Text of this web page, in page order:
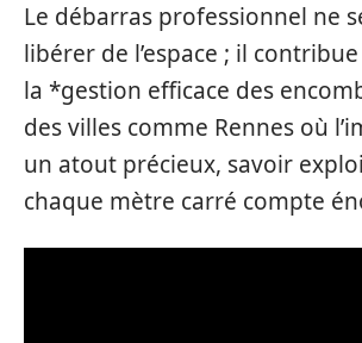
Le débarras professionnel ne
libérer de l’espace ; il
la *gestion efficace des
des villes comme Rennes où
un atout précieux, savoir
chaque mètre carré compte